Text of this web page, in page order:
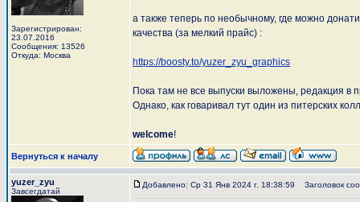
Зарегистрирован:
23.07.2016
Сообщения: 13526
Откуда: Москва
а также теперь по необычному, где можно
качества (за мелкий прайс) :
https://boosty.to/yuzer_zyu_graphics
Пока там не все выпуски выложены, редакция в
Однако, как говаривал тут один из питерских
welcome!
Вернуться к началу
yuzer_zyu
Завсегдатай
Добавлено: Ср 31 Янв 2024 г. 18:38:59 Заголовок